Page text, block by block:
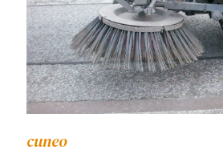
cuneo